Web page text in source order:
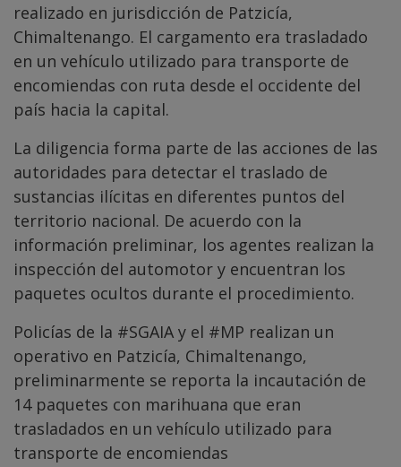
realizado en jurisdicción de Patzicía,
Chimaltenango. El cargamento era trasladado
en un vehículo utilizado para transporte de
encomiendas con ruta desde el occidente del
país hacia la capital.
La diligencia forma parte de las acciones de las
autoridades para detectar el traslado de
sustancias ilícitas en diferentes puntos del
territorio nacional. De acuerdo con la
información preliminar, los agentes realizan la
inspección del automotor y encuentran los
paquetes ocultos durante el procedimiento.
Policías de la #SGAIA y el #MP realizan un
operativo en Patzicía, Chimaltenango,
preliminarmente se reporta la incautación de
14 paquetes con marihuana que eran
trasladados en un vehículo utilizado para
transporte de encomiendas